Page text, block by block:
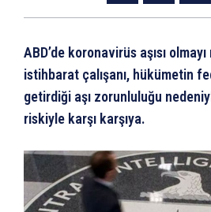
ABD’de koronavirüs aşısı
istihbarat çalışanı, hükümetin
getirdiği aşı zorunluluğu
riskiyle karşı karşıya.